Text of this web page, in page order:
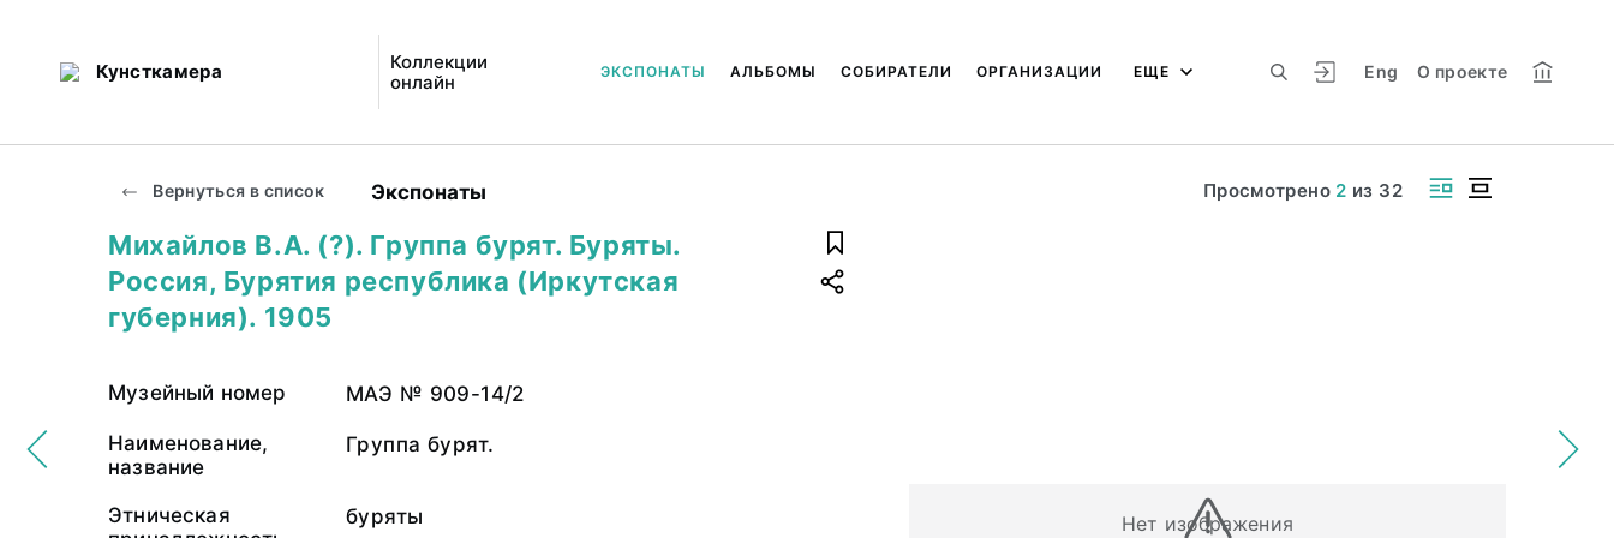
Кунсткамера
Коллекции
онлайн
Eng О проекте
ЭКСПОНАТЫ АЛЬБОМЫ СОБИРАТЕЛИ ОРГАНИЗАЦИИ ЕЩЕ
Вернуться в список Экспонаты Просмотрено 2 из 32
Нет изображения
Михайлов В.А. (?). Группа бурят. Буряты.
Россия, Бурятия республика (Иркутская
губерния). 1905
Музейный номер МАЭ № 909-14/2
Наименование,
название
Группа бурят.
Этническая
буряты